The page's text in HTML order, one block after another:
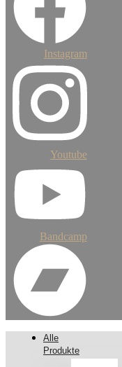
Instagram
Youtube
Bandcamp
Alle
Produkte